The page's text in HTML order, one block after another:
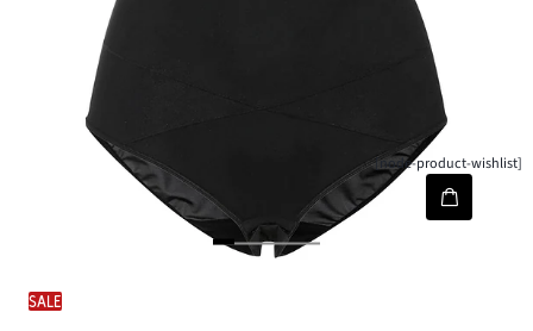
[node-product-wishlist]
SALE